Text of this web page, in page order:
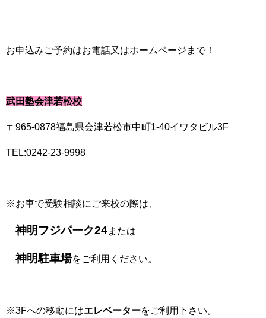
お申込みご予約はお電話又はホームページまで！
武田塾会津若松校
〒965-0878福島県会津若松市中町1-40イワタビル3F
TEL:0242-23-9998
※お車で受験相談にご来校の際は、
神明フジパーク24または
神明駐車場をご利用ください。
※3Fへの移動にはエレベーターをご利用下さい。